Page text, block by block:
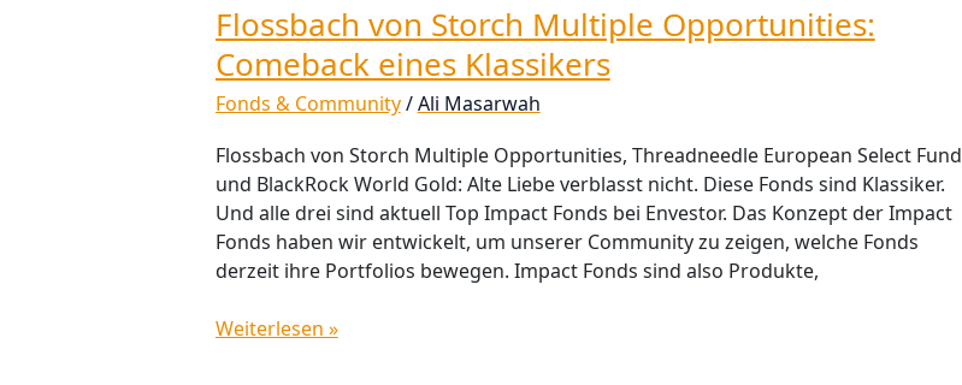
Flossbach von Storch Multiple Opportunities:
Comeback eines Klassikers
Fonds & Community/Ali Masarwah
Flossbach von Storch Multiple Opportunities, Threadneedle European Select Fund
und BlackRock World Gold: Alte Liebe verblasst nicht. Diese Fonds sind Klassiker.
Und alle drei sind aktuell Top Impact Fonds bei Envestor. Das Konzept der Impact
Fonds haben wir entwickelt, um unserer Community zu zeigen, welche Fonds
derzeit ihre Portfolios bewegen. Impact Fonds sind also Produkte,
Weiterlesen »